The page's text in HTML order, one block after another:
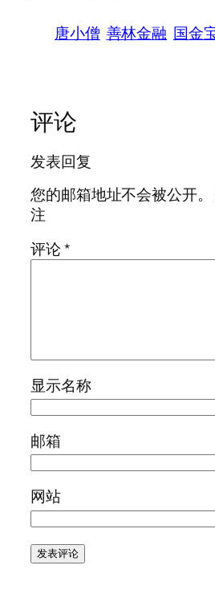
唐小僧 善林金融 国金
评论
发表回复
您的邮箱地址不会被公开。
注
评论*
显示名称
邮箱
网站